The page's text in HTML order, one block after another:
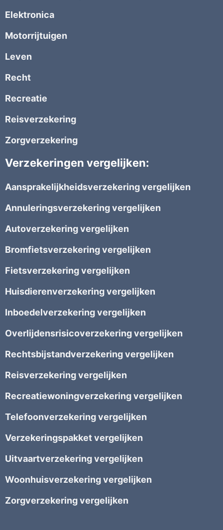
Elektronica
Motorrijtuigen
Leven
Recht
Recreatie
Reisverzekering
Zorgverzekering
Verzekeringen vergelijken:
Aansprakelijkheidsverzekering vergelijken
Annuleringsverzekering vergelijken
Autoverzekering vergelijken
Bromfietsverzekering vergelijken
Fietsverzekering vergelijken
Huisdierenverzekering vergelijken
Inboedelverzekering vergelijken
Overlijdensrisicoverzekering vergelijken
Rechtsbijstandverzekering vergelijken
Reisverzekering vergelijken
Recreatiewoningverzekering vergelijken
Telefoonverzekering vergelijken
Verzekeringspakket vergelijken
Uitvaartverzekering vergelijken
Woonhuisverzekering vergelijken
Zorgverzekering vergelijken